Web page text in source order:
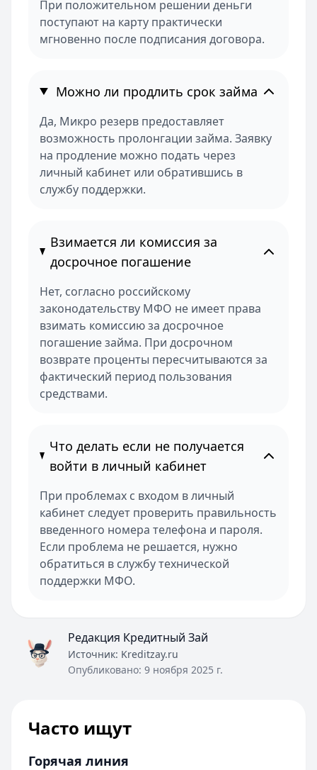
При положительном решении деньги
поступают на карту практически
мгновенно после подписания договора.
Можно ли продлить срок займа
Да, Микро резерв предоставляет
возможность пролонгации займа. Заявку
на продление можно подать через
личный кабинет или обратившись в
службу поддержки.
Взимается ли комиссия за
досрочное погашение
Нет, согласно российскому
законодательству МФО не имеет права
взимать комиссию за досрочное
погашение займа. При досрочном
возврате проценты пересчитываются за
фактический период пользования
средствами.
Что делать если не получается
войти в личный кабинет
При проблемах с входом в личный
кабинет следует проверить правильность
введенного номера телефона и пароля.
Если проблема не решается, нужно
обратиться в службу технической
поддержки МФО.
Редакция Кредитный Зай
Источник: Kreditzay.ru
Опубликовано: 9 ноября 2025 г.
Часто ищут
Горячая линия